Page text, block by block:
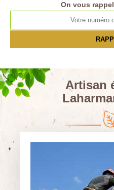
On vous
Artisan